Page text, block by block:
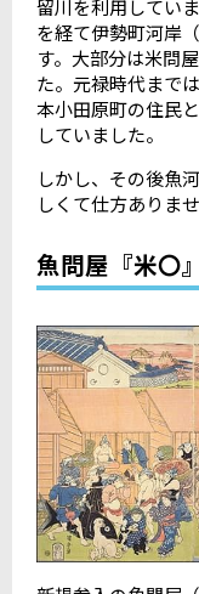
留川を利用してい
を経て伊勢町河岸
す。大部分は米問
た。元禄時代まで
本小田原町の住民
していました。
しかし、その後魚
しくて仕方ありま
魚問屋『米〇』